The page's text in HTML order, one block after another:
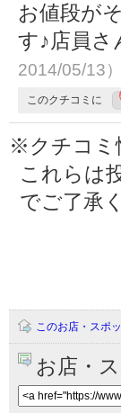
お値段が
す♪店員
2014/05/13）
このクチコミに
※クチコミ
これらは
でご了承
このお店・スポ
お店・